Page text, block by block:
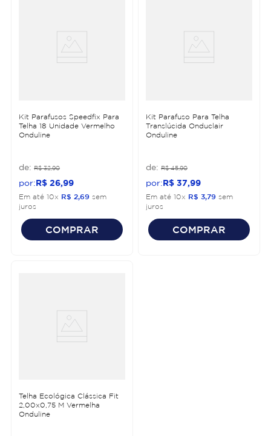
Kit Parafusos Speedfix Para
Telha 18 Unidade Vermelho
Onduline
R$ 32,90
R$ 26 99
Em até 10x R$ 2 69 sem
juros
COMPRAR
Kit Parafuso Para Telha
Translúcida Onduclair
Onduline
R$ 45,90
R$ 37 99
Em até 10x R$ 3 79 sem
juros
COMPRAR
Telha Ecológica Clássica Fit
2,00x0,75 M Vermelha
Onduline